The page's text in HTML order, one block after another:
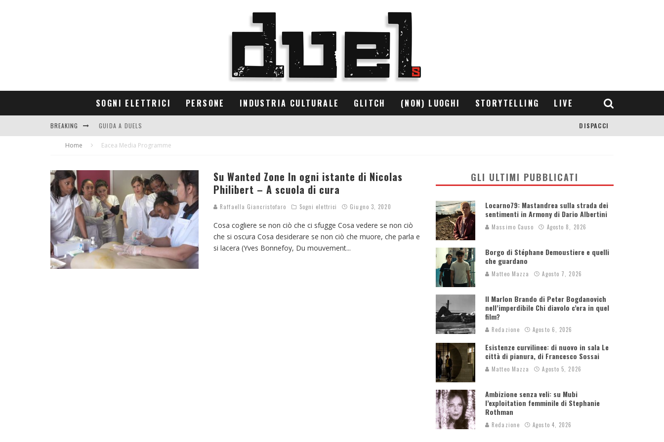
SOGNI ELETTRICI PERSONE INDUSTRIA CULTURALE GLITCH (NON) LUOGHI STORYTELLING LIVE
BREAKING GUIDA A DUELS
CONTRIBUTORS
DISPACCI
Home Eacea Media Programme
Su Wanted Zone In ogni istante di Nicolas
Philibert – A scuola di cura
Raffaella Giancristofaro Sogni elettrici Giugno 3, 2020
Cosa cogliere se non ciò che ci sfugge Cosa vedere se non ciò
che si oscura Cosa desiderare se non ciò che muore, che parla e
si lacera (Yves Bonnefoy, Du mouvement...
GLI ULTIMI PUBBLICATI
Locarno79: Mastandrea sulla strada dei
sentimenti in Armony di Dario Albertini
Massimo Causo Agosto 8, 2026
Borgo di Stéphane Demoustiere e quelli
che guardano
Matteo Mazza Agosto 7, 2026
Il Marlon Brando di Peter Bogdanovich
nell’imperdibile Chi diavolo c’era in quel
film?
Redazione Agosto 6, 2026
Esistenze curvilinee: di nuovo in sala Le
città di pianura, di Francesco Sossai
Matteo Mazza Agosto 5, 2026
Ambizione senza veli: su Mubi
l’exploitation femminile di Stephanie
Rothman
Redazione Agosto 4, 2026